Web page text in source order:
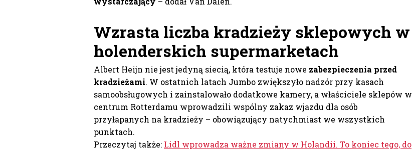
Wzrasta liczba kradzieży sklepowych w
holenderskich supermarketach
Albert Heijn nie jest jedyną siecią, która testuje nowe zabezpieczenia przed
kradzieżami. W ostatnich latach Jumbo zwiększyło nadzór przy kasach
samoobsługowych i zainstalowało dodatkowe kamery, a właściciele sklepów w
centrum Rotterdamu wprowadzili wspólny zakaz wjazdu dla osób
przyłapanych na kradzieży – obowiązujący natychmiast we wszystkich
punktach.
Przeczytaj także: Lidl wprowadza ważne zmiany w Holandii. To koniec tego, do